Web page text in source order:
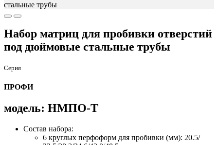
Набор матриц для пробивки отверстий
под дюймовые стальные трубы
Серия
ПРОФИ
модель: НМПО-Т
Состав набора:
6 круглых перфоформ для пробивки (мм): 20.5/